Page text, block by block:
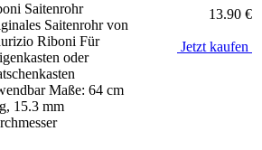
Saitenrohr
Saitenrohr von
Riboni Für
oder
Maße: 64 cm
15.3 mm
13.90 €
Jetzt kaufen